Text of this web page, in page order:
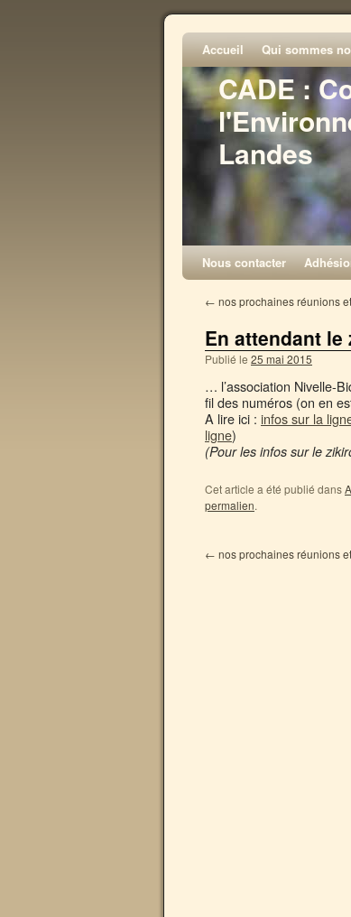
CADE :
Landes
Accueil Qui sommes
Nous contacter
← nos prochaines réunions
En attendant
Publié le 25 mai 2015
… l’association Nivelle-
fil des numéros (on en
A lire ici : infos sur la
ligne)
(Pour les infos sur le
Cet article a été publié dans
permalien.
← nos prochaines réunions